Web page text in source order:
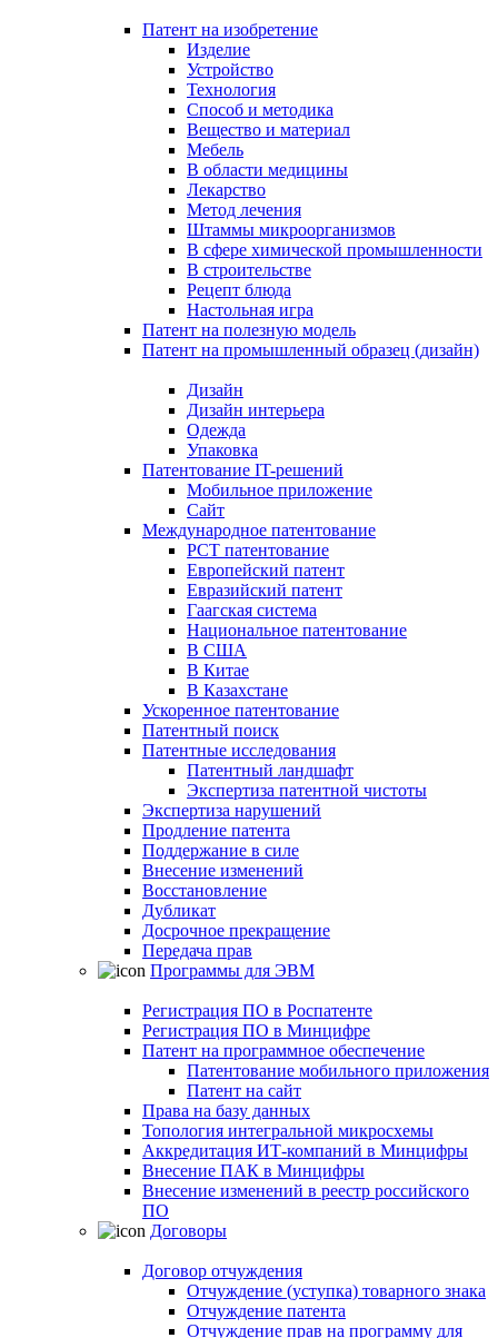
Патент на изобретение
Изделие
Устройство
Технология
Способ и методика
Вещество и материал
Мебель
В области медицины
Лекарство
Метод лечения
Штаммы микроорганизмов
В сфере химической промышленности
В строительстве
Рецепт блюда
Настольная игра
Патент на полезную модель
Патент на промышленный образец (дизайн)
Дизайн
Дизайн интерьера
Одежда
Упаковка
Патентование IT-решений
Мобильное приложение
Сайт
Международное патентование
PCT патентование
Европейский патент
Евразийский патент
Гаагская система
Национальное патентование
В США
В Китае
В Казахстане
Ускоренное патентование
Патентный поиск
Патентные исследования
Патентный ландшафт
Экспертиза патентной чистоты
Экспертиза нарушений
Продление патента
Поддержание в силе
Внесение изменений
Восстановление
Дубликат
Досрочное прекращение
Передача прав
Программы для ЭВМ
Регистрация ПО в Роспатенте
Регистрация ПО в Минцифре
Патент на программное обеспечение
Патентование мобильного приложения
Патент на сайт
Права на базу данных
Топология интегральной микросхемы
Аккредитация ИТ-компаний в Минцифры
Внесение ПАК в Минцифры
Внесение изменений в реестр российского
ПО
Договоры
Договор отчуждения
Отчуждение (уступка) товарного знака
Отчуждение патента
Отчуждение прав на программу для